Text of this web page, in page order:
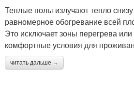
Теплые полы излучают тепло
равномерное обогревание всей
Это исключает зоны перегрева
комфортные условия для
читать дальше →